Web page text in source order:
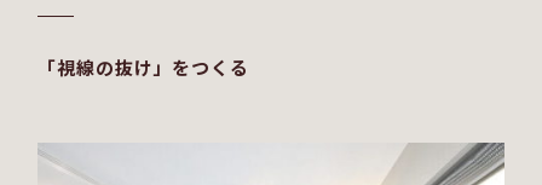
「視線の抜け」をつくる